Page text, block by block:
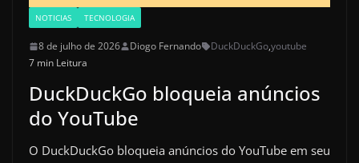
NOTICIAS TECNOLOGIA
8 de julho de 2026 Diogo Fernando DuckDuckGo,youtube
7 min Leitura
DuckDuckGo bloqueia anúncios
do YouTube
O DuckDuckGo bloqueia anúncios do YouTube em seu